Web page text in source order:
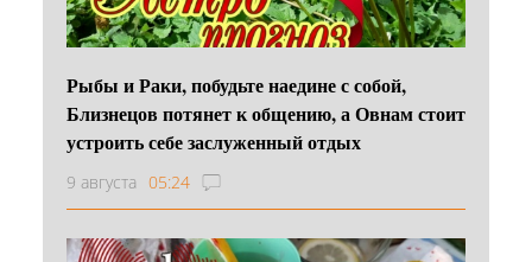
Рыбы и Раки, побудьте наедине с собой,
Близнецов потянет к общению, а Овнам стоит
устроить себе заслуженный отдых
9 августа 05:24